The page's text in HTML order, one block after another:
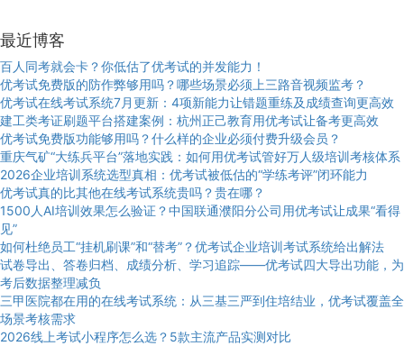
最近博客
百人同考就会卡？你低估了优考试的并发能力！
优考试免费版的防作弊够用吗？哪些场景必须上三路音视频监考？
优考试在线考试系统7月更新：4项新能力让错题重练及成绩查询更高效
建工类考证刷题平台搭建案例：杭州正己教育用优考试让备考更高效
优考试免费版功能够用吗？什么样的企业必须付费升级会员？
重庆气矿“大练兵平台”落地实践：如何用优考试管好万人级培训考核体系
2026企业培训系统选型真相：优考试被低估的“学练考评”闭环能力
优考试真的比其他在线考试系统贵吗？贵在哪？
1500人AI培训效果怎么验证？中国联通濮阳分公司用优考试让成果“看得
见”
如何杜绝员工“挂机刷课”和“替考”？优考试企业培训考试系统给出解法
试卷导出、答卷归档、成绩分析、学习追踪——优考试四大导出功能，为
考后数据整理减负
三甲医院都在用的在线考试系统：从三基三严到住培结业，优考试覆盖全
场景考核需求
2026线上考试小程序怎么选？5款主流产品实测对比